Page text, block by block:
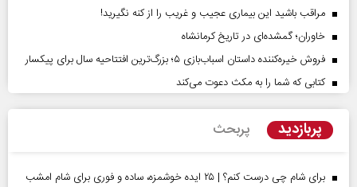
مراقب باشید این بیماری عجیب و غریب را از کنه نگیرید!
خاوران؛ گمشده‌ای در تاریخ کرمانشاه
فروش خیره‌کننده داستان اسباب‌بازی ۵؛ بزرگ‌ترین افتتاحیه سال برای پیکسار
کتابی که شما را به مکث دعوت می‌کند
پربازدید پربحث
برای شام چی درست کنم؟ | ۲۵ ایده خوشمزه، ساده و فوری برای شام امشب